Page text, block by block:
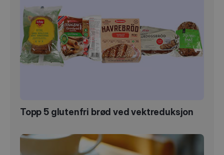
Topp 5 glutenfri brød ved vektreduksjon